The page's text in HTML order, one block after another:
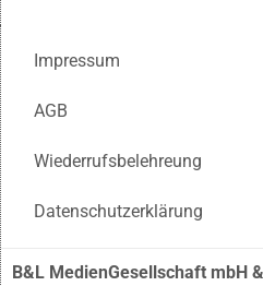
Impressum
AGB
Wiederrufsbelehreung
Datenschutzerklärung
B&L MedienGesellschaft mbH